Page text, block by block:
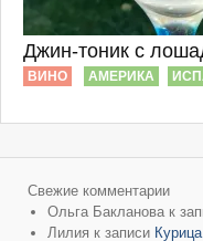
Джин-тоник с
ВИНО АМЕРИКА
Свежие комментарии
Ольга Бакланова к
Лилия к записи